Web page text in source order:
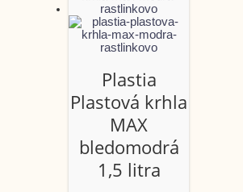
Plastia
Plastová krhla
MAX
bledomodrá
1,5 litra